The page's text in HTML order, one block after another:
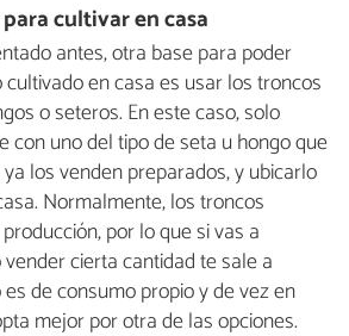
cultivar en casa
antes, otra base para poder
en casa es usar los troncos
o seteros. En este caso, solo
con uno del tipo de seta u hongo que
los venden preparados, y ubicarlo
Normalmente, los troncos
por lo que si vas a
cierta cantidad te sale a
de consumo propio y de vez en
mejor por otra de las opciones.